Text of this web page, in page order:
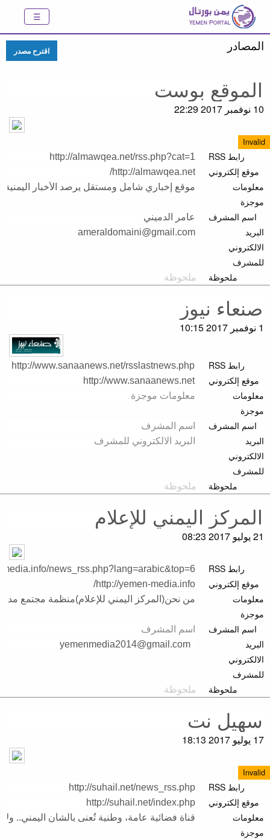
المصادر اقترح مصدر
10 نوفمبر 2017 22:29
Invalid
رابط RSS
موقع إلكتروني
معلومات
موجزة
اسم المشرف
البريد
الالكتروني
للمشرف
ملحوظة
1 نوفمبر 2017 10:15
رابط RSS
موقع إلكتروني
معلومات
موجزة
اسم المشرف
البريد
الالكتروني
للمشرف
ملحوظة
21 يوليو 2017 08:23
رابط RSS
موقع إلكتروني
معلومات
موجزة
اسم المشرف
البريد
الالكتروني
للمشرف
ملحوظة
17 يوليو 2017 18:13
Invalid
رابط RSS
موقع إلكتروني
معلومات
موجزة